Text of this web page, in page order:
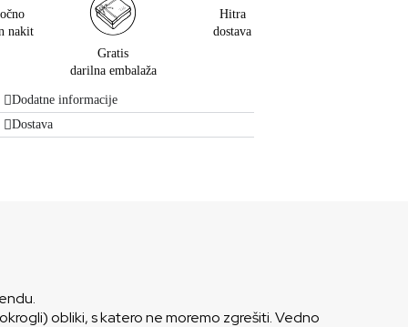
nakit
Gratis
darilna embalaža
Hitra
dostava
Dodatne informacije
Dostava
obliki, s katero ne moremo zgrešiti. Vedno